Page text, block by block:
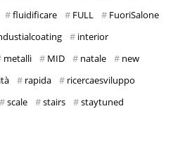
fluidificare FULL
FuoriSalone
interior
metalli MID natale
new
rapida
ricercaesviluppo
scale stairs
staytuned